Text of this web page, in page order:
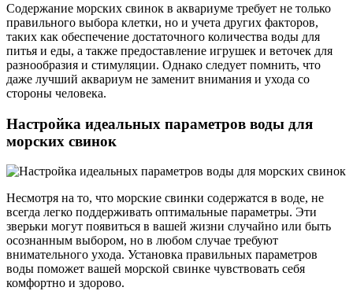
Содержание морских свинок в аквариуме требует не только
правильного выбора клетки, но и учета других факторов,
таких как обеспечение достаточного количества воды для
питья и еды, а также предоставление игрушек и веточек для
разнообразия и стимуляции. Однако следует помнить, что
даже лучший аквариум не заменит внимания и ухода со
стороны человека.
Настройка идеальных параметров воды для
морских свинок
Несмотря на то, что морские свинки содержатся в воде, не
всегда легко поддерживать оптимальные параметры. Эти
зверьки могут появиться в вашей жизни случайно или быть
осознанным выбором, но в любом случае требуют
внимательного ухода. Установка правильных параметров
воды поможет вашей морской свинке чувствовать себя
комфортно и здорово.